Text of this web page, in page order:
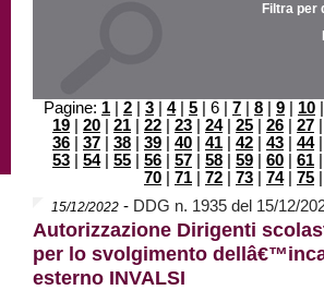
Filtra per
Pagine: 1 2 3 4| 5 | 6 | 7 8 9 10
19
20 21 22 23 24| 25 26 27
36
37 38 39 40 41 42 43 44|
53
54| 55 56 57 58 59 60 61
70
71 72 73 74| 75
15/12/2022 - DDG n. 1935 del 15/12/
Autorizzazione Dirigenti
per lo svolgimento
esterno INVALSI